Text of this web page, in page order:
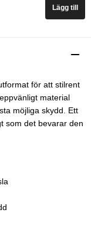
Lägg till
för att stilrent
material
möjliga skydd. Ett
som det bevarar den